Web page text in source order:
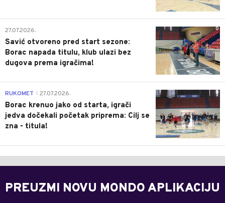
0
27.07.2026.
Savić otvoreno pred start sezone:
Borac napada titulu, klub ulazi bez
dugova prema igračima!
0
RUKOMET 27.07.2026.
Borac krenuo jako od starta, igrači
jedva dočekali početak priprema: Cilj se
zna - titula!
PREUZMI NOVU MONDO APLIKACIJU